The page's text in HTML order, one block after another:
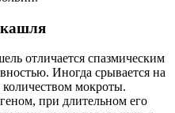
кашля
отличается спазмическим
Иногда срывается на
мокроты.
при длительном его